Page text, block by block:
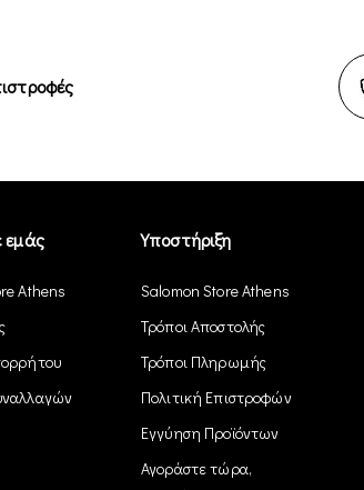
εμάς
Athens
Υποστήριξη
Salomon Store Athens
Τρόποι Αποστολής
Τρόποι Πληρωμής
Πολιτική Επιστροφών
Εγγύηση Προϊόντων
Αγοράστε τώρα,